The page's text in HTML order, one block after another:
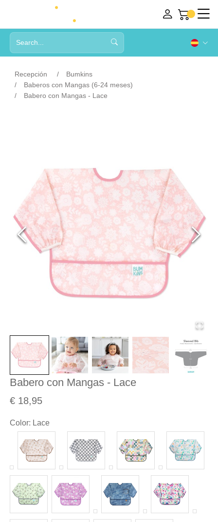
Recepción
Bumkins
Baberos con Mangas (6-24 meses)
Babero con Mangas - Lace
Babero con Mangas - Lace
€ 18,95
Color: Lace